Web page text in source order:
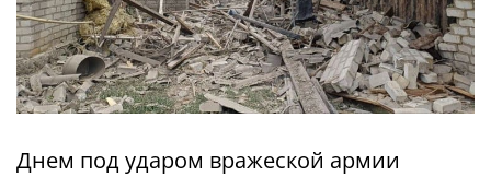
Днем под ударом вражеской армии